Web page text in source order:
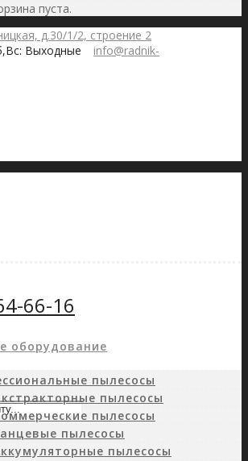
пуста.
д.30/1/2, строение 2
Выходные
info@radnik-
66-16
оборудование
пылесосы
пылесосы
пылесосы
пылесосы
пылесосы